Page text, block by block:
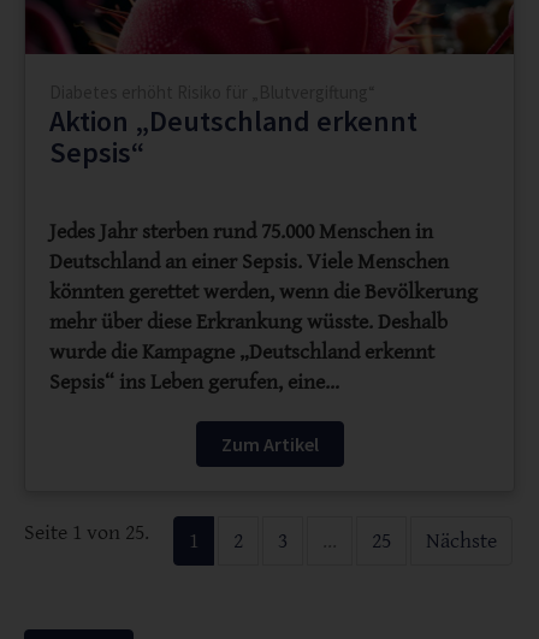
Aktion „Deutschland erkennt
Sepsis“
Jedes Jahr sterben rund 75.000 Menschen in
Deutschland an einer Sepsis. Viele Menschen
könnten gerettet werden, wenn die Bevölkerung
mehr über diese Erkrankung wüsste. Deshalb
wurde die Kampagne „Deutschland erkennt
Sepsis“ ins Leben gerufen, eine…
Zum Artikel
Seite 1 von 25. 1 2 3 ... 25 Nächste